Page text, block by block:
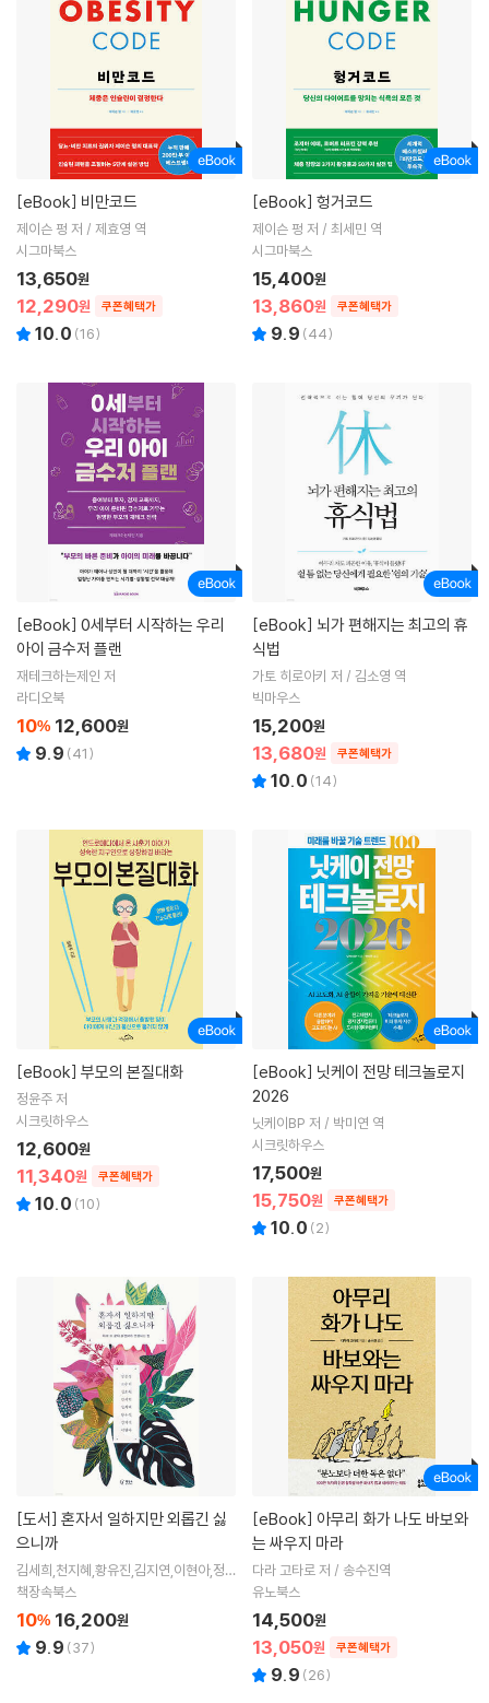
[eBook] 비만코드
제이슨 펑 저 / 제효영 역
시그마북스
12,290원 쿠폰혜택가
13,650원
10.0 (16)
[eBook] 헝거코드
제이슨 펑 저 / 최세민 역
시그마북스
13,860원 쿠폰혜택가
15,400원
9.9 (44)
[eBook]
아이 금수저 플랜
재테크하는제인 저
라디오북
10% 12,600원
9.9 (41)
[eBook]
식법
가토 히로아키 저 / 김소영 역
빅마우스
13,680원 쿠폰혜택가
15,200원
10.0 (14)
[eBook] 부모의 본질대화
정윤주 저
시크릿하우스
11,340원 쿠폰혜택가
12,600원
10.0 (10)
[eBook]
2026
닛케이BP 저 / 박미연 역
시크릿하우스
15,750원 쿠폰혜택가
17,500원
10.0 (2)
[도서]
으니까
김세희,천지혜,황유진,김지연,이현아,정문
정,고수리,신효원 저
책장속북스
10% 16,200원
9.9 (37)
[eBook]
는 싸우지 마라
다라 고타로 저 / 송수진역
유노북스
13,050원 쿠폰혜택가
14,500원
9.9 (26)